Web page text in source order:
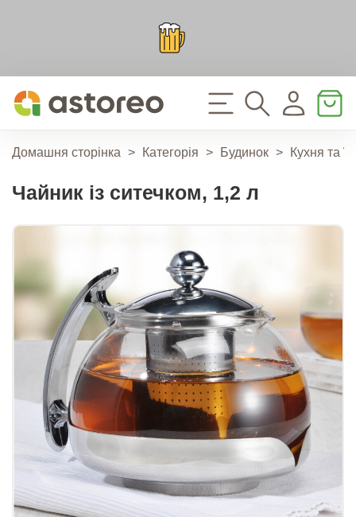
Домашня сторінка > Категорія > Будинок > Кухня та
Чайник із ситечком, 1,2 л